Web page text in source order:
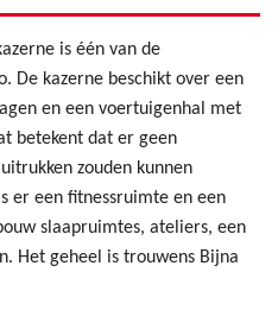
is één van de
De kazerne beschikt over een
en een voertuigenhal met
betekent dat er geen
zouden kunnen
er een fitnessruimte en een
slaapruimtes, ateliers, een
Het geheel is trouwens Bijna